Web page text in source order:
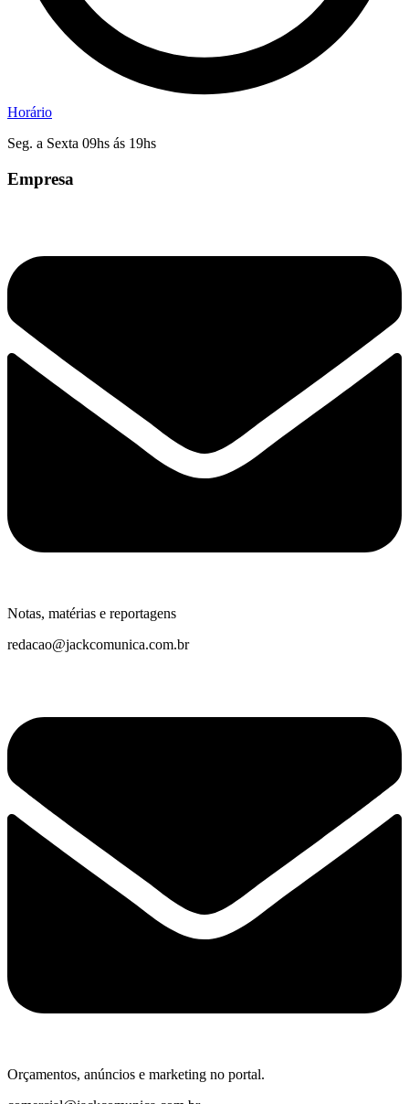
Horário
Seg. a Sexta 09hs ás 19hs
Empresa
Notas, matérias e reportagens
redacao@jackcomunica.com.br
Orçamentos, anúncios e marketing no portal.